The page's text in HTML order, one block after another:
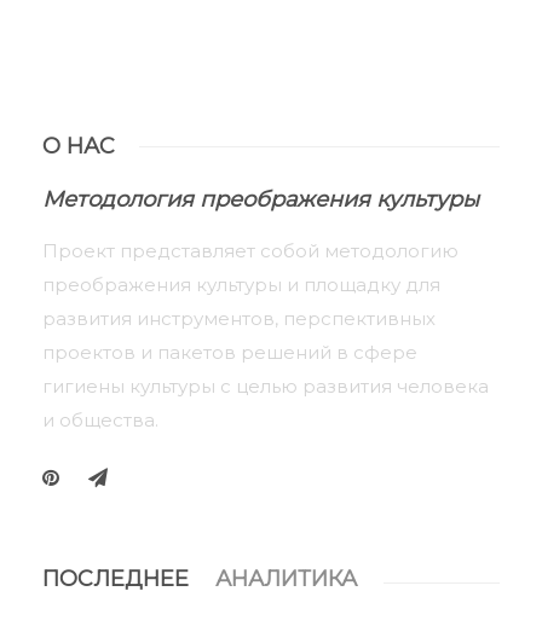
О НАС
Методология преображения культуры
Проект представляет собой методологию
преображения культуры и площадку для
развития инструментов, перспективных
проектов и пакетов решений в сфере
гигиены культуры с целью развития человека
и общества.
ПОСЛЕДНЕЕ АНАЛИТИКА